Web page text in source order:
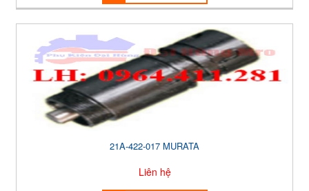
21A-422-017 MURATA
Liên hệ